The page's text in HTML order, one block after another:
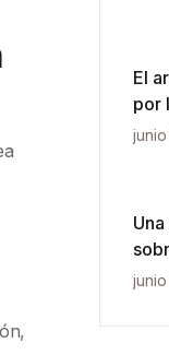
El
por
junio